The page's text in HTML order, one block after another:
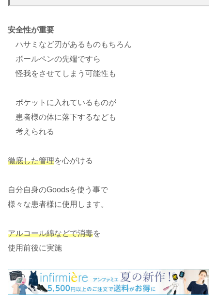
安全性が重要
ハサミなど刃があるものもちろん
ボールペンの先端ですら
怪我をさせてしまう可能性も
ポケットに入れているものが
患者様の体に落下するなども
考えられる
徹底した管理を心がける
自分自身のGoodsを使う事で
様々な患者様に使用します。
アルコール綿などで消毒を
使用前後に実施